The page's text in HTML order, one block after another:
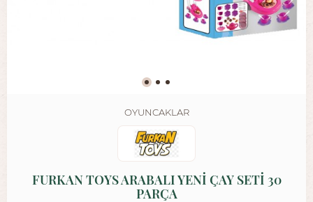
OYUNCAKLAR
FURKAN TOYS ARABALI YENİ ÇAY SETİ 30
PARÇA